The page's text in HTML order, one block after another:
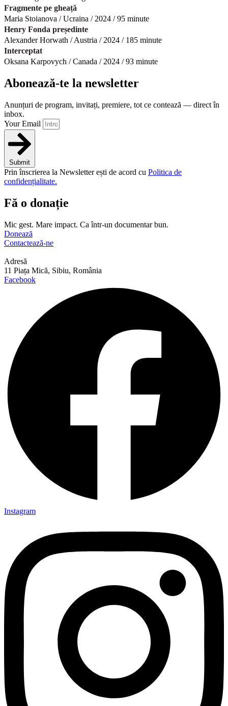
Fragmente pe gheață
Maria Stoianova / Ucraina / 2024 / 95 minute
Henry Fonda președinte
Alexander Horwath / Austria / 2024 / 185 minute
Interceptat
Oksana Karpovych / Canada / 2024 / 93 minute
Abonează-te la newsletter
Anunțuri de program, invitați, premiere, tot ce contează — direct în
inbox.
Your Email
Submit
Prin înscrierea la Newsletter ești de acord cu Politica de
confidențialitate.
Fă o donație
Mic gest. Mare impact. Ca într-un documentar bun.
Donează
Contactează-ne
Adresă
11 Piața Mică, Sibiu, România
Facebook
Instagram